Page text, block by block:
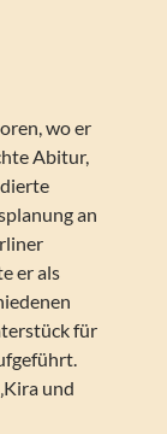
wo er
Abitur,
an
er als
für
und